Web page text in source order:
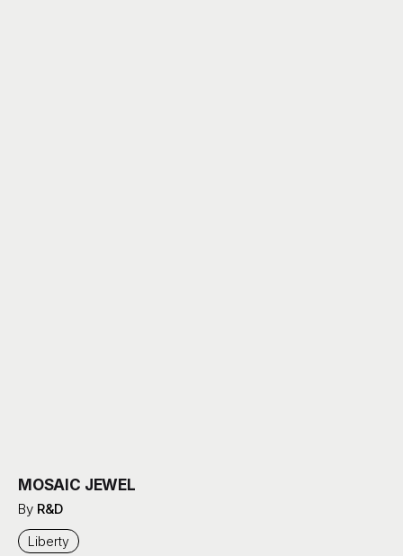
MOSAIC JEWEL
By R&D
Liberty